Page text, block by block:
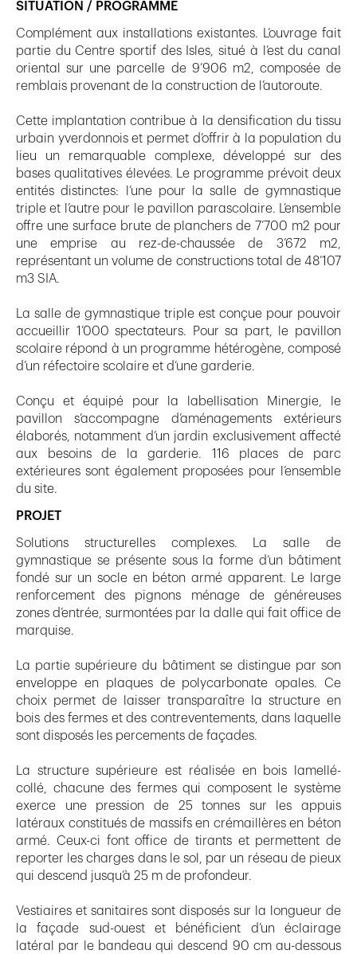
SITUATION / PROGRAMME
Complément aux installations existantes. L’ouvrage fait
partie du Centre sportif des Isles, situé à l’est du canal
oriental sur une parcelle de 9’906 m2, composée de
remblais provenant de la construction de l’autoroute.
Cette implantation contribue à la densification du tissu
urbain yverdonnois et permet d’offrir à la population du
lieu un remarquable complexe, développé sur des
bases qualitatives élevées. Le programme prévoit deux
entités distinctes: l’une pour la salle de gymnastique
triple et l’autre pour le pavillon parascolaire. L’ensemble
offre une surface brute de planchers de 7’700 m2 pour
une emprise au rez-de-chaussée de 3’672 m2,
représentant un volume de constructions total de 48’107
m3 SIA.
La salle de gymnastique triple est conçue pour pouvoir
accueillir 1’000 spectateurs. Pour sa part, le pavillon
scolaire répond à un programme hétérogène, composé
d’un réfectoire scolaire et d’une garderie.
Conçu et équipé pour la labellisation Minergie, le
pavillon s’accompagne d’aménagements extérieurs
élaborés, notamment d’un jardin exclusivement affecté
aux besoins de la garderie. 116 places de parc
extérieures sont également proposées pour l’ensemble
du site.
PROJET
Solutions structurelles complexes. La salle de
gymnastique se présente sous la forme d’un bâtiment
fondé sur un socle en béton armé apparent. Le large
renforcement des pignons ménage de généreuses
zones d’entrée, surmontées par la dalle qui fait office de
marquise.
La partie supérieure du bâtiment se distingue par son
enveloppe en plaques de polycarbonate opales. Ce
choix permet de laisser transparaître la structure en
bois des fermes et des contreventements, dans laquelle
sont disposés les percements de façades.
La structure supérieure est réalisée en bois lamellé-
collé, chacune des fermes qui composent le système
exerce une pression de 25 tonnes sur les appuis
latéraux constitués de massifs en crémaillères en béton
armé. Ceux-ci font office de tirants et permettent de
reporter les charges dans le sol, par un réseau de pieux
qui descend jusqu’à 25 m de profondeur.
Vestiaires et sanitaires sont disposés sur la longueur de
la façade sud-ouest et bénéficient d’un éclairage
latéral par le bandeau qui descend 90 cm au-dessous